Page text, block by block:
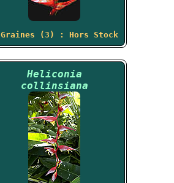
Graines (3) : Hors Stock
Heliconia
collinsiana